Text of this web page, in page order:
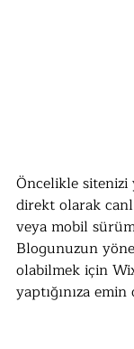
Öncelikle sitenizi
direkt olarak
veya mobil
Blogunuzun
olabilmek için
yaptığınıza